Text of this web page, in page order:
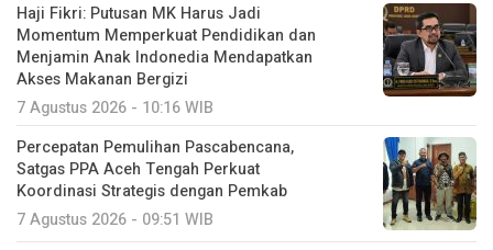
Haji Fikri: Putusan MK Harus Jadi
Momentum Memperkuat Pendidikan dan
Menjamin Anak Indonedia Mendapatkan
Akses Makanan Bergizi
7 Agustus 2026 - 10:16 WIB
Percepatan Pemulihan Pascabencana,
Satgas PPA Aceh Tengah Perkuat
Koordinasi Strategis dengan Pemkab
7 Agustus 2026 - 09:51 WIB